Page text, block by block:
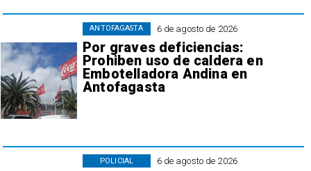
6 de agosto de 2026
Por graves deficiencias:
Prohiben uso de caldera en
Embotelladora Andina en
Antofagasta
ANTOFAGASTA
6 de agosto de 2026
POLICIAL